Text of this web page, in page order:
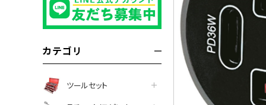
カテゴリ
ツールセット